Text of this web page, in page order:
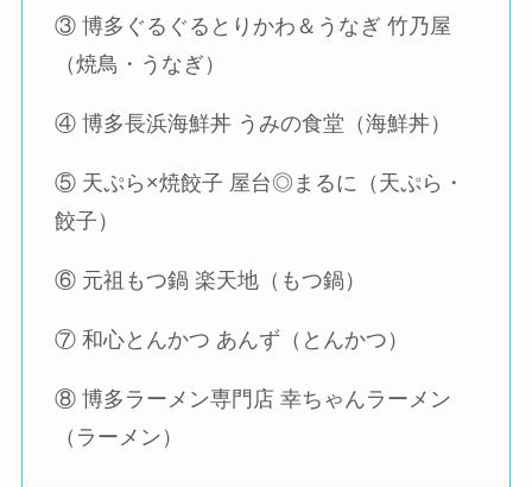
③ 博多ぐるぐるとりかわ＆うなぎ 竹乃屋
（焼鳥・うなぎ）
④ 博多長浜海鮮丼 うみの食堂（海鮮丼）
⑤ 天ぷら×焼餃子 屋台◎まるに（天ぷら・
餃子）
⑥ 元祖もつ鍋 楽天地（もつ鍋）
⑦ 和心とんかつ あんず（とんかつ）
⑧ 博多ラーメン専門店 幸ちゃんラーメン
（ラーメン）